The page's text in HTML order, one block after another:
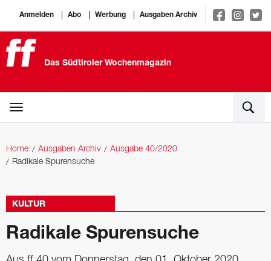
Anmelden Abo Werbung Ausgaben Archiv
Das Südtiroler Wochenmagazin
Home Ausgaben Archiv
Ausgabe 40/2020
Radikale Spurensuche
KULTUR
Radikale Spurensuche